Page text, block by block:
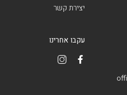
יצירת קשר
עקבו אחרינו